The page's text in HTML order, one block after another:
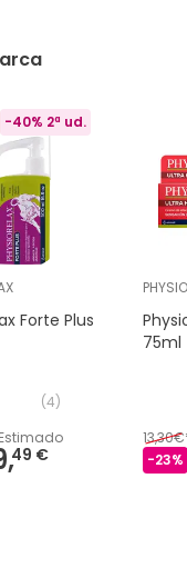
-40% 2ª ud.
Forte Plus
(4)
Estimado
49 €
75ml
13,30€
-23%